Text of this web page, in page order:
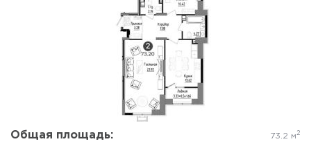
Общая площадь: 73.2 м 2
Да, удалить Отмена